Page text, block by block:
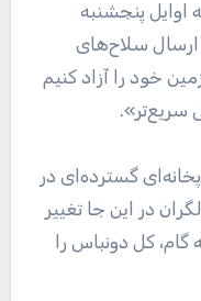
اوایل پنجشنبه
ارسال سلاح‌های
خود را آزاد کنیم
سریع‌تر».
گسترده‌ای در
در این جا تغییر
کل دونباس را